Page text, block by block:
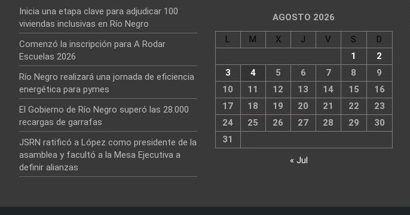
Inicia una etapa clave para adjudicar 100
viviendas inclusivas en Río Negro
Comenzó la inscripción para A Rodar
Escuelas 2026
Río Negro realizará una jornada de eficiencia
energética para pymes
El Gobierno de Río Negro superó las 28.000
recargas de garrafas
JSRN ratificó a López como presidente de la
asamblea y facultó a la Mesa Ejecutiva a
definir alianzas
AGOSTO 2026
L M X J V S
D
1
2
3
4 5 6 7 8
9
10
11 12 13 14 15
16
17
18 19 20 21 22
23
24
25 26 27 28 29
30
31
« Jul